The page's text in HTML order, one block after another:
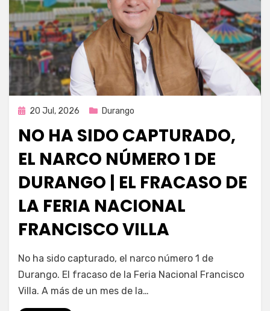
Publicada
20 Jul, 2026 Durango
NO HA SIDO CAPTURADO,
EL NARCO NÚMERO 1 DE
DURANGO | EL FRACASO DE
LA FERIA NACIONAL
FRANCISCO VILLA
por Fernando Miranda Servín
No ha sido capturado, el narco número 1 de
Durango. El fracaso de la Feria Nacional Francisco
Villa. A más de un mes de la…